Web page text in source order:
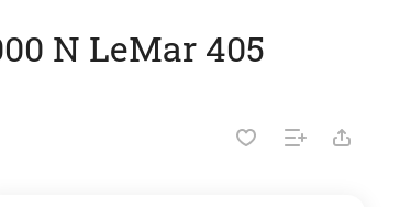
N LeMar 405